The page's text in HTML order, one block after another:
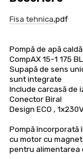
Fisa tehnica,pdf
Pompă de apă
CompAX 15-1 175
Supapă de sens
sunt integrate
Include carcasă de
Conector Biral
Design ECO ,
Pompă încorporată
cu motor cu
pentru alimentarea